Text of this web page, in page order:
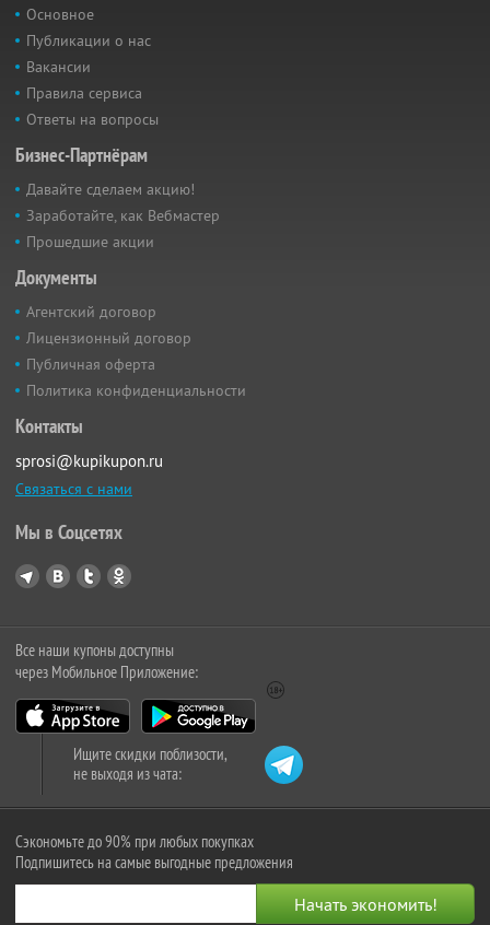
Основное
Публикации о нас
Вакансии
Правила сервиса
Ответы на вопросы
Бизнес-Партнёрам
Давайте сделаем акцию!
Заработайте, как Вебмастер
Прошедшие акции
Документы
Агентский договор
Лицензионный договор
Публичная оферта
Политика конфиденциальности
Контакты
sprosi@kupikupon.ru
Связаться с нами
Мы в Соцсетях
Все наши купоны доступны
через Мобильное Приложение:
Ищите скидки поблизости,
не выходя из чата:
Сэкономьте до 90% при любых покупках
Подпишитесь на самые выгодные предложения